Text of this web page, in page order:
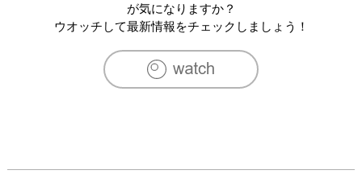
が気になりますか？
ウオッチして最新情報をチェックしましょう！